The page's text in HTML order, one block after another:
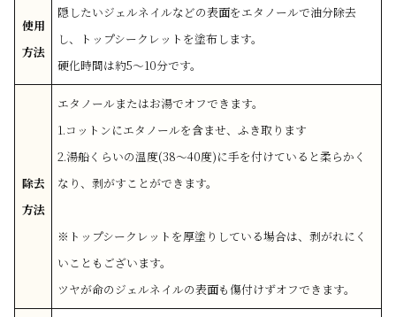
使用
方法
隠したいジェルネイルなどの表面をエタノールで油分除去
し、トップシークレットを塗布します。
硬化時間は約5～10分です。
除去
方法
エタノールまたはお湯でオフできます。
1.コットンにエタノールを含ませ、ふき取ります
2.湯船くらいの温度(38～40度)に手を付けていると柔らかく
なり、剥がすことができます。
※トップシークレットを厚塗りしている場合は、剥がれにく
いこともございます。
ツヤが命のジェルネイルの表面も傷付けずオフできます。